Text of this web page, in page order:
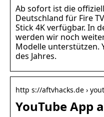
Ab sofort ist die
Deutschland für Fire
Stick 4K verfügbar. In
werden wir noch
Modelle unterstützen.
des Jahres.
http s://aftvhacks.de ›
YouTube App